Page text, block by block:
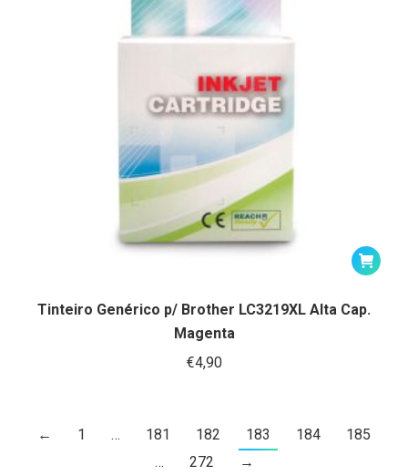
Tinteiro Genérico p/ Brother LC3219XL Alta Cap.
Magenta
€4,90
← 1 … 181 182 183 184
185
…
272 →